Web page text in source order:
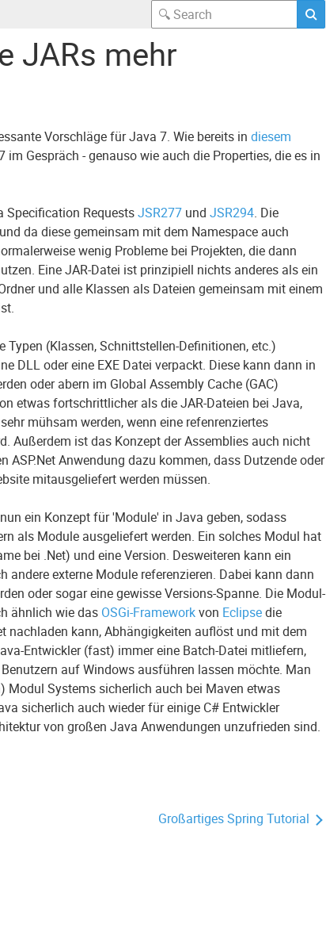
JARs mehr
Vorschläge für Java 7. Wie bereits in diesem
im Gespräch - genauso wie auch die Properties, die es in
Specification RequestsJSR277und JSR294. Die
da diese gemeinsam mit dem Namespace auch
wenig Probleme bei Projekten, die dann
Eine JAR-Datei ist prinzipiell nichts anderes als ein
und alle Klassen als Dateien gemeinsam mit einem
(Klassen, Schnittstellen-Definitionen, etc.)
DLL oder eine EXE Datei verpackt. Diese kann dann in
oder abern im Global Assembly Cache (GAC)
etwas fortschrittlicher als die JAR-Dateien bei Java,
mühsam werden, wenn eine refenrenziertes
Außerdem ist das Konzept der Assemblies auch nicht
ASP.Net Anwendung dazu kommen, dass Dutzende oder
mitausgeliefert werden müssen.
ein Konzept für 'Module' in Java geben, sodass
als Module ausgeliefert werden. Ein solches Modul hat
bei .Net) und eine Version. Desweiteren kann ein
externe Module referenzieren. Dabei kann dann
oder sogar eine gewisse Versions-Spanne. Die Modul-
ähnlich wie das OSGi-Frameworkvon Eclipsedie
nachladen kann, Abhängigkeiten auflöst und mit dem
Entwickler (fast) immer eine Batch-Datei mitliefern,
auf Windows ausführen lassen möchte. Man
Systems sicherlich auch bei Maven etwas
sicherlich auch wieder für einige C# Entwickler
von großen Java Anwendungen unzufrieden sind.
Großartiges Spring Tutorial